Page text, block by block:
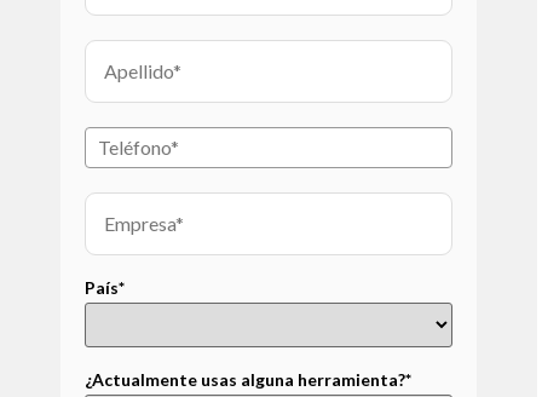
País*
¿Actualmente usas alguna herramienta?*